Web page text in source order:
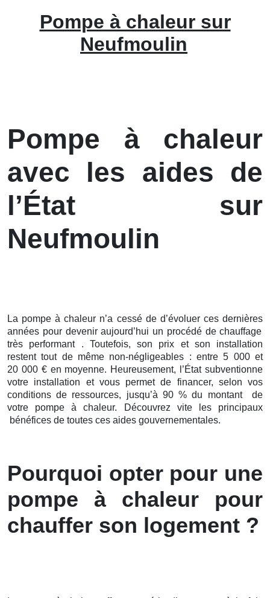
Pompe à chaleur sur
Neufmoulin
Pompe à chaleur
avec les aides de
l’État sur
Neufmoulin
La pompe à chaleur n’a cessé de d’évoluer ces dernières
années pour devenir aujourd’hui un procédé de chauffage
très performant . Toutefois, son prix et son installation
restent tout de même non-négligeables : entre 5 000 et
20 000 € en moyenne. Heureusement, l’État subventionne
votre installation et vous permet de financer, selon vos
conditions de ressources, jusqu’à 90 % du montant de
votre pompe à chaleur. Découvrez vite les principaux
bénéfices de toutes ces aides gouvernementales.
Pourquoi opter pour une
pompe à chaleur pour
chauffer son logement ?